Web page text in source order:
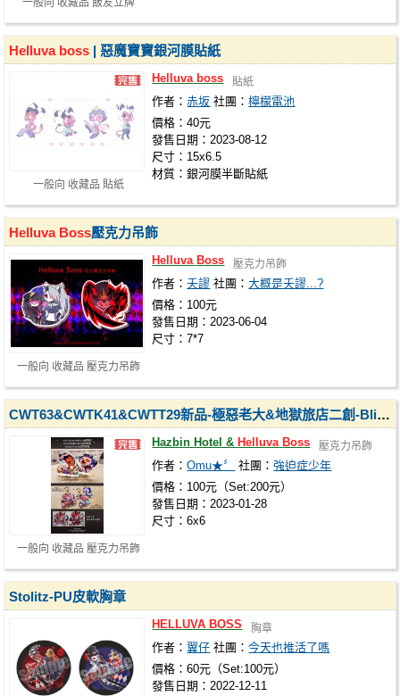
一般向 收藏品 飯友立牌
一般向 收藏品 貼紙
Helluva boss | 惡魔寶寶銀河膜貼紙
Helluva boss 貼紙
作者：赤坂 社團：檸檬電池
價格：40元
發售日期：2023-08-12
尺寸：15x6.5
材質：銀河膜半斷貼紙
一般向 收藏品 壓克力吊飾
Helluva Boss壓克力吊飾
Helluva Boss 壓克力吊飾
作者：夭謬 社團：大概是夭謬...?
價格：100元
發售日期：2023-06-04
尺寸：7*7
一般向 收藏品 壓克力吊飾
CWT63&CWTK41&CWTT29新品-極惡老大&地獄旅店二創-Blitzo&Stolas飯友&Alastor吊飾-半熟Omu
Hazbin Hotel & Helluva Boss 壓克力吊飾
作者：Omu★〞 社團：強迫症少年
價格：100元（Set:200元）
發售日期：2023-01-28
尺寸：6x6
Stolitz-PU皮軟胸章
HELLUVA BOSS 胸章
作者：翼仔 社團：今天也推活了嗎
價格：60元（Set:100元）
發售日期：2022-12-11